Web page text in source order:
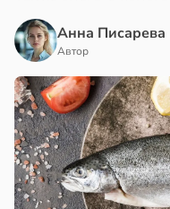
в19:52 Анна Писарева
Автор